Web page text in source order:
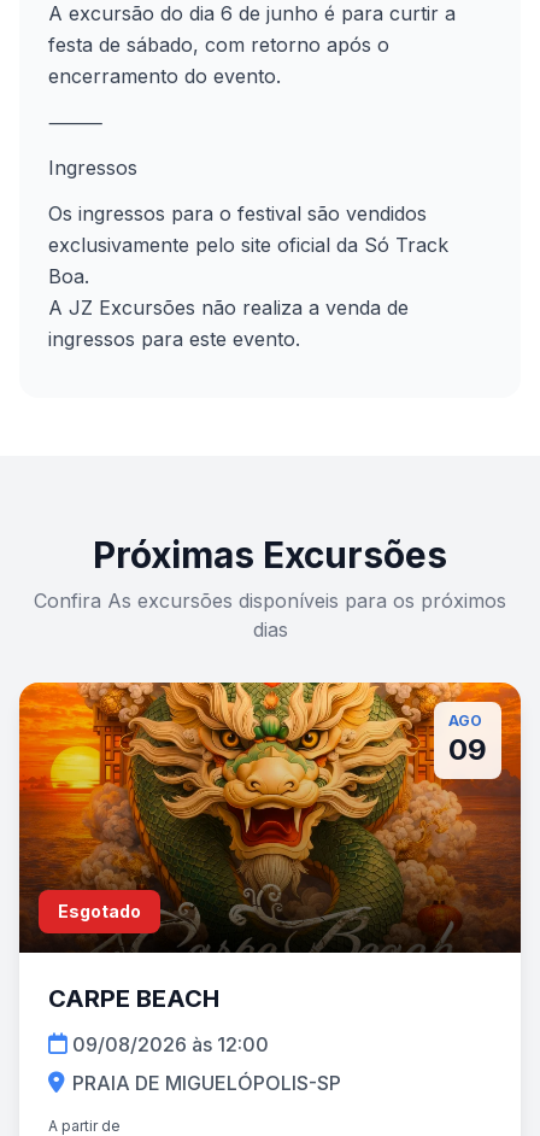
A excursão do dia 6 de junho é para curtir a
festa de sábado, com retorno após o
encerramento do evento.
⸻
Ingressos
Os ingressos para o festival são vendidos
exclusivamente pelo site oficial da Só Track
Boa.
A JZ Excursões não realiza a venda de
ingressos para este evento.
Próximas Excursões
Confira As excursões disponíveis para os próximos
dias
AGO
09
Esgotado
CARPE BEACH
09/08/2026 às 12:00
PRAIA DE MIGUELÓPOLIS-SP
A partir de